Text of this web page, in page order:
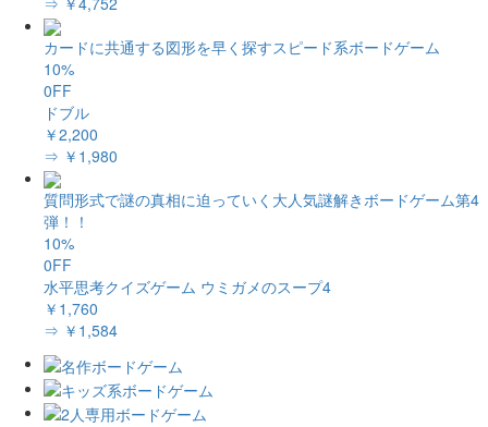
カードに共通する図形を早く探すスピード系ボードゲーム
10%
0FF
ドブル
￥2,200
⇒ ￥1,980
質問形式で謎の真相に迫っていく大人気謎解きボードゲーム第4
弾！！
10%
0FF
水平思考クイズゲーム ウミガメのスープ4
￥1,760
⇒ ￥1,584